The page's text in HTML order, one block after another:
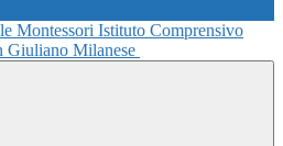
Istituto Comprensivo
Giuliano Milanese